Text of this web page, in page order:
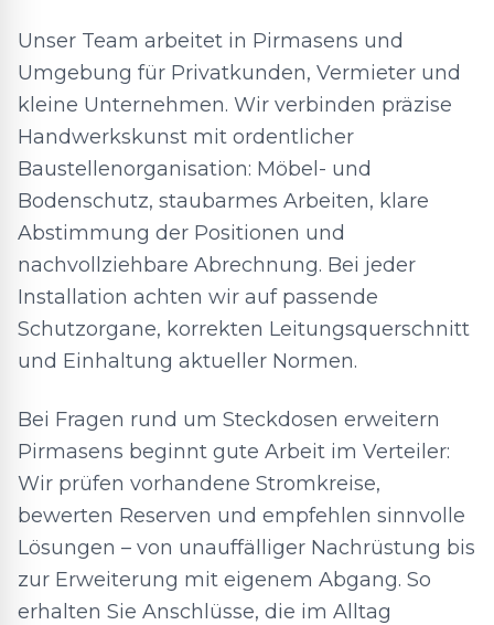
Unser Team arbeitet in Pirmasens und
Umgebung für Privatkunden, Vermieter und
kleine Unternehmen. Wir verbinden präzise
Handwerkskunst mit ordentlicher
Baustellenorganisation: Möbel- und
Bodenschutz, staubarmes Arbeiten, klare
Abstimmung der Positionen und
nachvollziehbare Abrechnung. Bei jeder
Installation achten wir auf passende
Schutzorgane, korrekten Leitungsquerschnitt
und Einhaltung aktueller Normen.
Bei Fragen rund um Steckdosen erweitern
Pirmasens beginnt gute Arbeit im Verteiler:
Wir prüfen vorhandene Stromkreise,
bewerten Reserven und empfehlen sinnvolle
Lösungen – von unauffälliger Nachrüstung bis
zur Erweiterung mit eigenem Abgang. So
erhalten Sie Anschlüsse, die im Alltag